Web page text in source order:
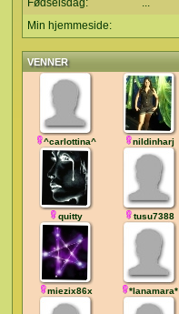
Fødselsdag:
...
Min hjemmeside:
VENNER
^carlottina^ nildinharj
quitty tusu7388
miezix86x *lanamara*